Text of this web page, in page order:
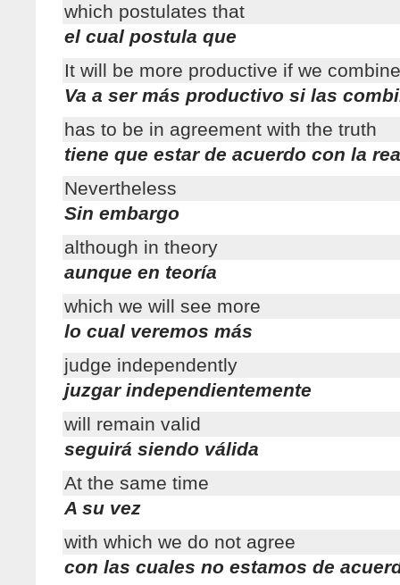
which postulates that
el cual postula que
It will be more productive if we
Va a ser más productivo si las
has to be in agreement with the truth
tiene que estar de acuerdo con la
Nevertheless
Sin embargo
although in theory
aunque en teoría
which we will see more
lo cual veremos más
judge independently
juzgar independientemente
will remain valid
seguirá siendo válida
At the same time
A su vez
with which we do not agree
con las cuales no estamos de